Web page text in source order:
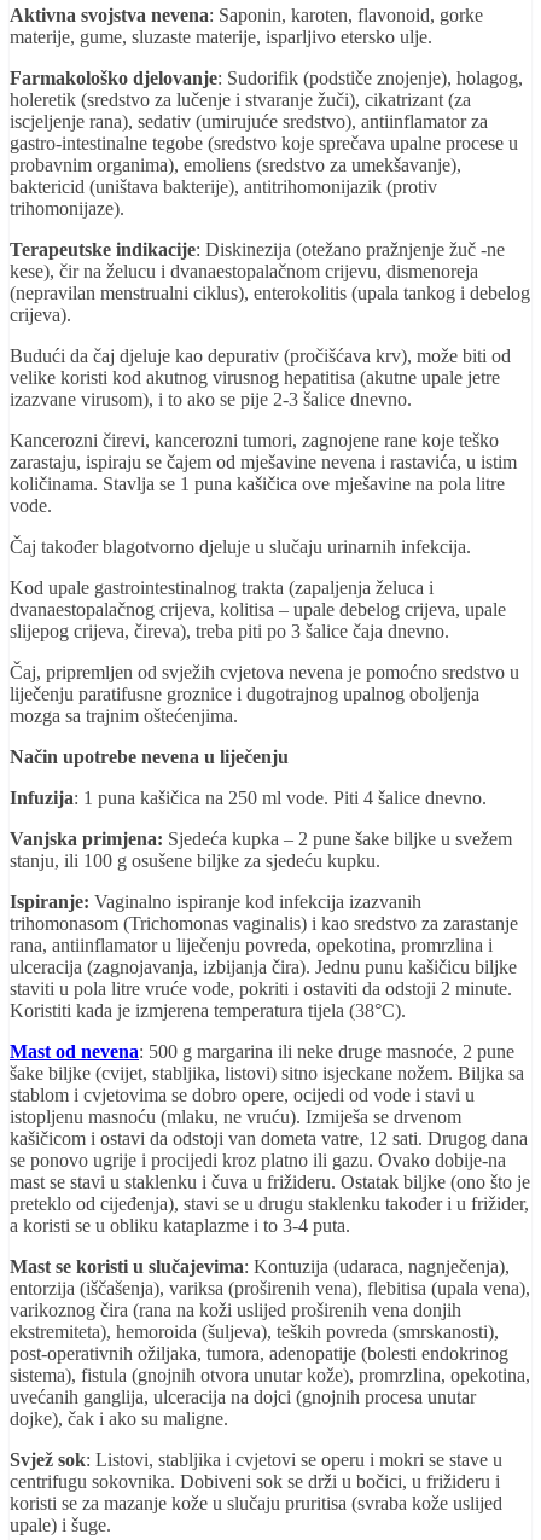
Aktivna svojstva nevena: Saponin, karoten, flavonoid, gorke
materije, gume, sluzaste materije, isparljivo etersko ulje.
Farmakološko djelovanje: Sudorifik (podstiče znojenje), holagog,
holeretik (sredstvo za lučenje i stvaranje žuči), cikatrizant (za
iscjeljenje rana), sedativ (umirujuće sredstvo), antiinflamator za
gastro-intestinalne tegobe (sredstvo koje sprečava upalne procese u
probavnim organima), emoliens (sredstvo za umekšavanje),
baktericid (uništava bakterije), antitrihomonijazik (protiv
trihomonijaze).
Terapeutske indikacije: Diskinezija (otežano pražnjenje žuč -ne
kese), čir na želucu i dvanaestopalačnom crijevu, dismenoreja
(nepravilan menstrualni ciklus), enterokolitis (upala tankog i debelog
crijeva).
Budući da čaj djeluje kao depurativ (pročišćava krv), može biti od
velike koristi kod akutnog virusnog hepatitisa (akutne upale jetre
izazvane virusom), i to ako se pije 2-3 šalice dnevno.
Kancerozni čirevi, kancerozni tumori, zagnojene rane koje teško
zarastaju, ispiraju se čajem od mješavine nevena i rastavića, u istim
količinama. Stavlja se 1 puna kašičica ove mješavine na pola litre
vode.
Čaj također blagotvorno djeluje u slučaju urinarnih infekcija.
Kod upale gastrointestinalnog trakta (zapaljenja želuca i
dvanaestopalačnog crijeva, kolitisa – upale debelog crijeva, upale
slijepog crijeva, čireva), treba piti po 3 šalice čaja dnevno.
Čaj, pripremljen od svježih cvjetova nevena je pomoćno sredstvo u
liječenju paratifusne groznice i dugotrajnog upalnog oboljenja
mozga sa trajnim oštećenjima.
Način upotrebe nevena u liječenju
Infuzija: 1 puna kašičica na 250 ml vode. Piti 4 šalice dnevno.
Vanjska primjena: Sjedeća kupka – 2 pune šake biljke u svežem
stanju, ili 100 g osušene biljke za sjedeću kupku.
Ispiranje: Vaginalno ispiranje kod infekcija izazvanih
trihomonasom (Trichomonas vaginalis) i kao sredstvo za zarastanje
rana, antiinflamator u liječenju povreda, opekotina, promrzlina i
ulceracija (zagnojavanja, izbijanja čira). Jednu punu kašičicu biljke
staviti u pola litre vruće vode, pokriti i ostaviti da odstoji 2 minute.
Koristiti kada je izmjerena temperatura tijela (38°C).
Mast od nevena: 500 g margarina ili neke druge masnoće, 2 pune
šake biljke (cvijet, stabljika, listovi) sitno isjeckane nožem. Biljka sa
stablom i cvjetovima se dobro opere, ocijedi od vode i stavi u
istopljenu masnoću (mlaku, ne vruću). Izmiješa se drvenom
kašičicom i ostavi da odstoji van dometa vatre, 12 sati. Drugog dana
se ponovo ugrije i procijedi kroz platno ili gazu. Ovako dobije-na
mast se stavi u staklenku i čuva u frižideru. Ostatak biljke (ono što je
preteklo od cijeđenja), stavi se u drugu staklenku također i u frižider,
a koristi se u obliku kataplazme i to 3-4 puta.
Mast se koristi u slučajevima: Kontuzija (udaraca, nagnječenja),
entorzija (iščašenja), variksa (proširenih vena), flebitisa (upala vena),
varikoznog čira (rana na koži uslijed proširenih vena donjih
ekstremiteta), hemoroida (šuljeva), teških povreda (smrskanosti),
post-operativnih ožiljaka, tumora, adenopatije (bolesti endokrinog
sistema), fistula (gnojnih otvora unutar kože), promrzlina, opekotina,
uvećanih ganglija, ulceracija na dojci (gnojnih procesa unutar
dojke), čak i ako su maligne.
Svjež sok: Listovi, stabljika i cvjetovi se operu i mokri se stave u
centrifugu sokovnika. Dobiveni sok se drži u bočici, u frižideru i
koristi se za mazanje kože u slučaju pruritisa (svraba kože uslijed
upale) i šuge.